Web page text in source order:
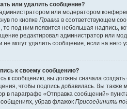
или удалить сообщение?
или модератором
по кнопке Правка в соответствующем
под ним появится небольшая надпись,
редактировал администратор или
могут удалить сообщение, если на него
к своему сообщению?
к сообщению, вы должны сначала
чтобы подпись добавилась. Вы
в параграфе «Отправка сообщений»
убрав флажок Присоединить